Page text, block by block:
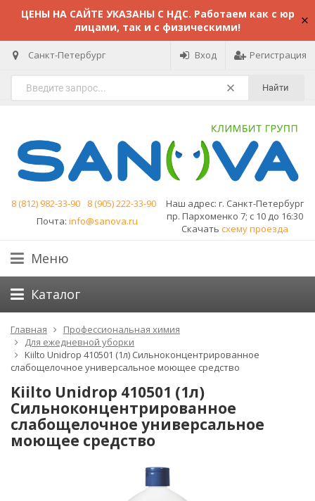
ЦЕНЫ НА САЙТЕ УКАЗАНЫ С НДС. Работаем как с юр
лицами, так и с физическими!
Санкт-Петербург Вход Регистрация
Найти
8 (812) 982-33-90
8 (905) 222-33-90
Почта: info@sanova.ru
Наш адрес: г. Санкт-Петербург
пр. Пархоменко 7; с 10 до 16:30
Скачать схему проезда
Меню
Каталог
Главная
Профессиональная химия
Для ежедневной уборки
Kiilto Unidrop 410501 (1л) Сильноконцентрированное
слабощелочное универсальное моющее средство
Kiilto Unidrop 410501 (1л)
Сильноконцентрированное
слабощелочное универсальное
моющее средство